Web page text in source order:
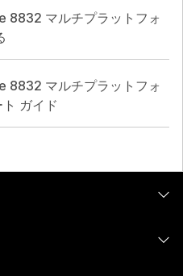
8832 マルチプラットフォ
8832 マルチプラットフォ
ガイド